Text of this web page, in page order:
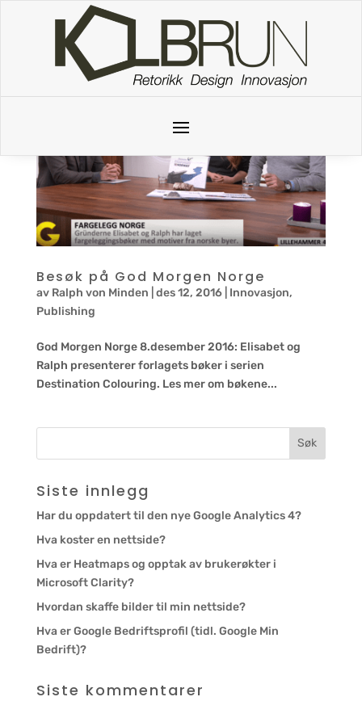
Besøk på God Morgen Norge
av Ralph von Minden des 12, 2016| Innovasjon,
Publishing
God Morgen Norge 8.desember 2016: Elisabet og
Ralph presenterer forlagets bøker i serien
Destination Colouring. Les mer om bøkene...
Siste innlegg
Har du oppdatert til den nye Google Analytics 4?
Hva koster en nettside?
Hva er Heatmaps og opptak av brukerøkter i
Microsoft Clarity?
Hvordan skaffe bilder til min nettside?
Hva er Google Bedriftsprofil (tidl. Google Min
Bedrift)?
Siste kommentarer